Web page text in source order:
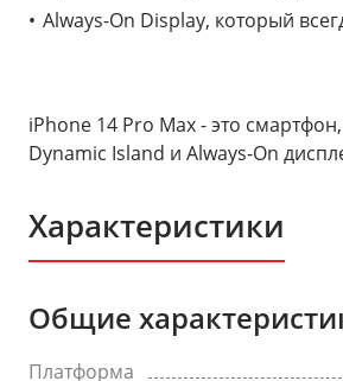
Always-On Display, который
iPhone 14 Pro Max - это
Dynamic Island и Always-On
Характеристики
Общие
Платформа